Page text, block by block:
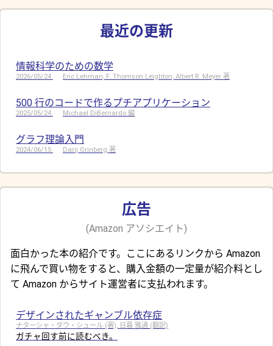
最近の更新
情報科学のための数学
2026/05/24 Eric Lehman, F. Thomson Leighton, Albert R. Meyer 著
500 行のコードで作るプチアプリケーション
2025/05/24 Michael DiBernardo 編
グラフ理論入門
2024/06/15 Darij Grinberg 著
広告
(Amazon アソシエイト)
面白かった本の紹介です。ここにあるリンクから Amazon
に飛んで買い物をすると、購入金額の一定量が紹介料とし
て Amazon からサイト運営者に支払われます。
デザインされたギャンブル依存症
ナターシャ・ダウ・シュール (著), 日暮 雅通 (翻訳)
ガチャ回す前に読むべき。